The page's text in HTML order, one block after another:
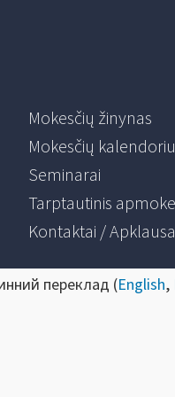
Mokesčių žinynas
Mokesčių
Seminarai
Tarptautinis
Kontaktai / Apklausa
переклад (English,